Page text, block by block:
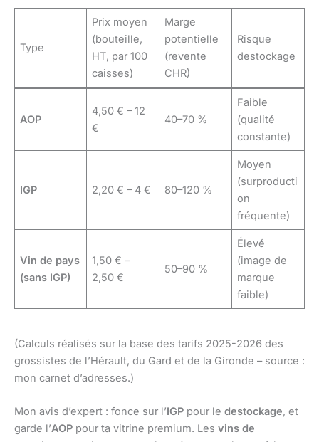
Type
Prix moyen
(bouteille,
HT, par 100
caisses)
Marge
potentielle
(revente
CHR)
Risque
destockage
AOP
4,50 € – 12
€
40–70 %
Faible
(qualité
constante)
IGP 2,20 € – 4 € 80–120 %
Moyen
(surproducti
on
fréquente)
Vin de pays
(sans IGP)
1,50 € –
2,50 €
50–90 %
Élevé
(image de
marque
faible)
(Calculs réalisés sur la base des tarifs 2025-2026 des
grossistes de l’Hérault, du Gard et de la Gironde – source :
mon carnet d’adresses.)
Mon avis d’expert : fonce sur l’IGP pour le destockage, et
garde l’AOP pour ta vitrine premium. Les vins de